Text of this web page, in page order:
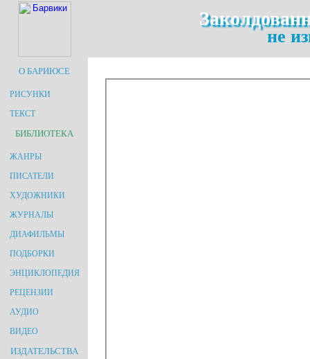
не
О БАРИЮСЕ
РИСУНКИ
ТЕКСТ
БИБЛИОТЕКА
ЖАНРЫ
ПИСАТЕЛИ
ХУДОЖНИКИ
ЖУРНАЛЫ
ДИАФИЛЬМЫ
ПОДБОРКИ
ЭНЦИКЛОПЕДИЯ
РЕЦЕНЗИИ
АУДИО
ВИДЕО
ИЗДАТЕЛЬСТВА